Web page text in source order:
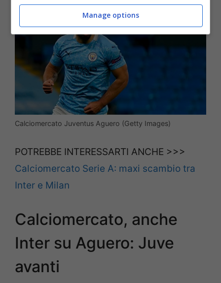
Calciomercato Juventus Aguero (Getty Images)
POTREBBE INTERESSARTI ANCHE >>>
Calciomercato Serie A: maxi scambio tra
Inter e Milan
Calciomercato, anche
Inter su Aguero: Juve
avanti
Manage options